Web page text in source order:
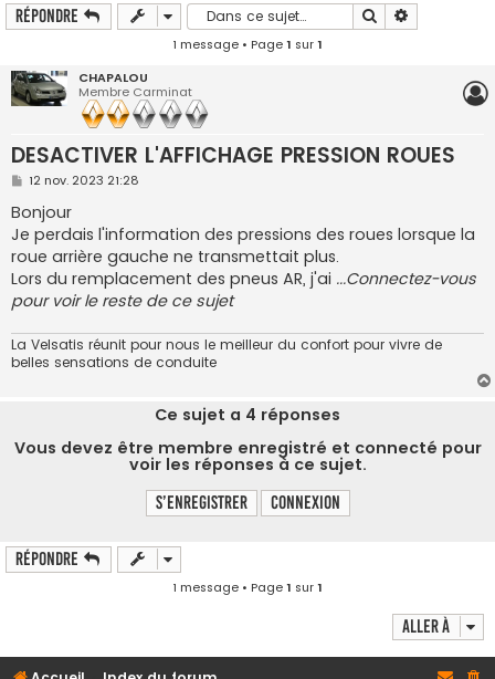
e
r
Répondre Rechercher
1 message • Page1 sur1
CHAPALOU
Membre Carminat
DESACTIVER L'AFFICHAGE PRESSION ROUES
M
s
s
a
g
e
12 nov. 2023 21:28
Bonjour
Je perdais l'information des pressions des roues lorsque la
roue arrière gauche ne transmettait plus.
Lors du remplacement des pneus AR, j'ai ...Connectez-vous
pour voir le reste de ce sujet
La Velsatis réunit pour nous le meilleur du confort pour vivre de
belles sensations de conduite
Ce sujet a 4 réponses
Vous devez être membre enregistré et connecté pour
voir les réponses à ce sujet.
S’enregistrer Connexion
Répondre
1 message • Page1 sur1
Aller à